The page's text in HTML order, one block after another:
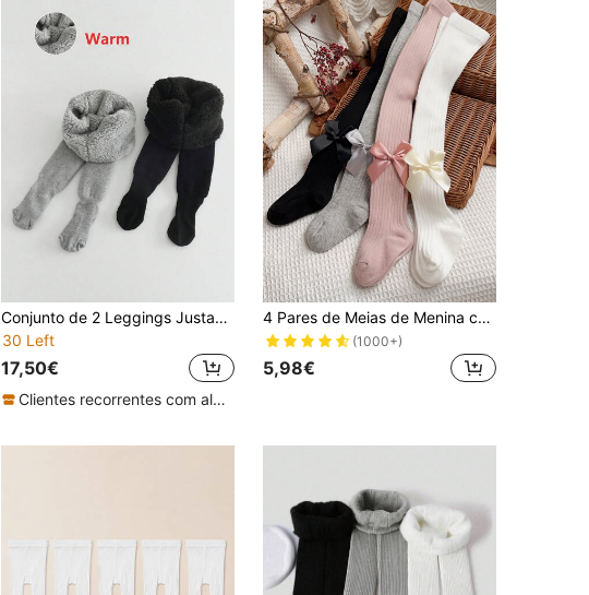
Conjunto de 2 Leggings Justas para Bebê Menina, Brancas e Pretas, Quentinhas
30 Left
17,50€
Clientes recorrentes com alta taxa de retorno
4 Pares de Meias de Menina com Laço, Estilo Doce e Fofo, Versáteis para Primavera, Outono e Todas as Estações, Adequadas para Uso Diário
(1000+)
5,98€